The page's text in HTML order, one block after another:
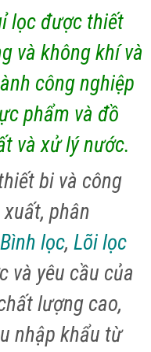
lọc được thiết
và không khí và
công nghiệp
phẩm và đồ
và xử lý nước.
bi và công
phân
Bình lọc, Lõi lọc
và yêu cầu của
lượng cao,
nhập khẩu từ